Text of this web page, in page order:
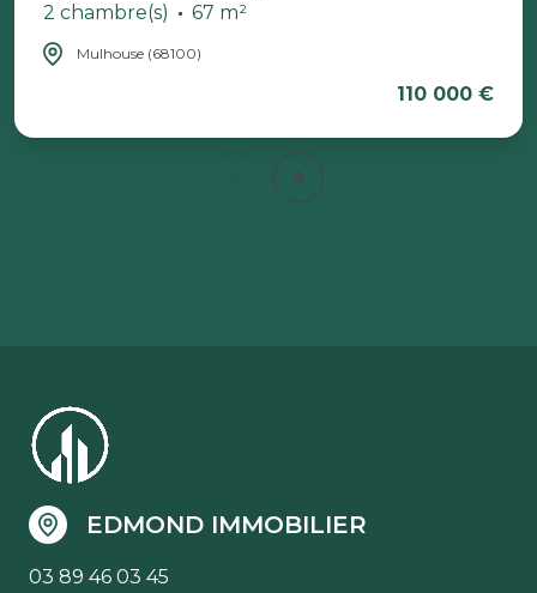
2 chambre(s)
67 m²
Mulhouse (68100)
110 000 €
EDMOND IMMOBILIER
03 89 46 03 45